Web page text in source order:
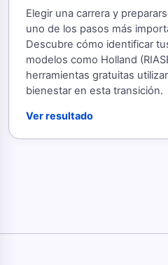
Elegir una carrera y
uno de los pasos más
Descubre cómo identificar
modelos como Holland
herramientas gratuitas
bienestar en esta transición.
Ver resultado